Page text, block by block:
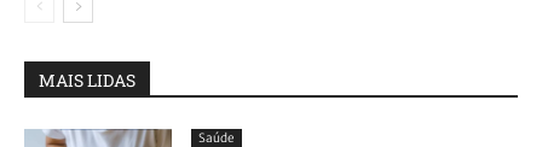
MAIS LIDAS
Saúde